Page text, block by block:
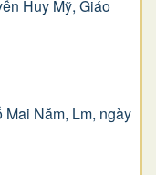
Huy Mỹ, Giáo
Năm, Lm, ngày